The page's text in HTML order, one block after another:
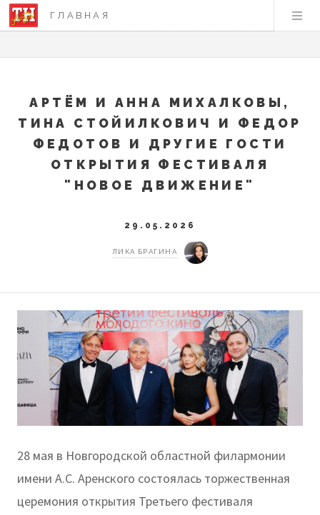
ГЛАВНАЯ
АРТЁМ И АННА МИХАЛКОВЫ,
ТИНА СТОЙИЛКОВИЧ И ФЕДОР
ФЕДОТОВ И ДРУГИЕ ГОСТИ
ОТКРЫТИЯ ФЕСТИВАЛЯ
"НОВОЕ ДВИЖЕНИЕ"
29.05.2026
ЛИКА БРАГИНА
28 мая в Новгородской областной филармонии
имени А.С. Аренского состоялась торжественная
церемония открытия Третьего фестиваля